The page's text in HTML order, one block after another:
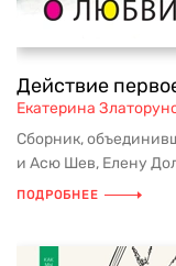
Действие
Екатерина
Сборник,
и Асю Шев, Елену
ПОДРОБНЕЕ